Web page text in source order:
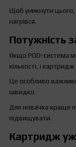
Щоб уникнути
нагрівся.
Потужність
Якщо POD-система
кількості, і
Це особливо
швидко.
Для новачка краще
підвищувати.
Картридж